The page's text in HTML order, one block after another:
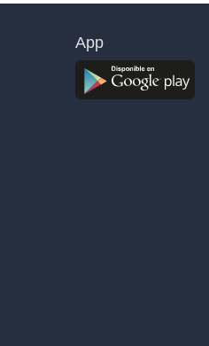
App